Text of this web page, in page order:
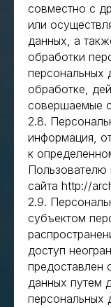
совместно с
или
данных, а
обработки
персональных
обработке,
совершаемые
2.8.
информация,
к
Пользователю
сайта http://
2.9.
субъектом
доступ
предоставлен
данных путем
персональных